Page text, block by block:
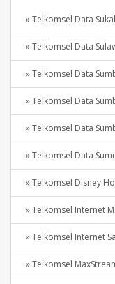
» Telkomsel Data
» Telkomsel Data
» Telkomsel Data
» Telkomsel Data
» Telkomsel Data
» Telkomsel Data
» Telkomsel Disney
» Telkomsel Internet
» Telkomsel Internet
» Telkomsel